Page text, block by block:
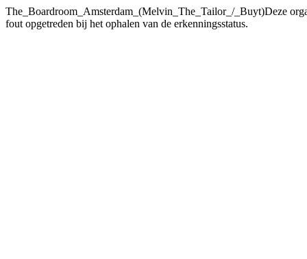
The_Boardroom_Amsterdam_(Melvin_The_Tailor_/_Buyt)Deze
fout opgetreden bij het ophalen van de erkenningsstatus.